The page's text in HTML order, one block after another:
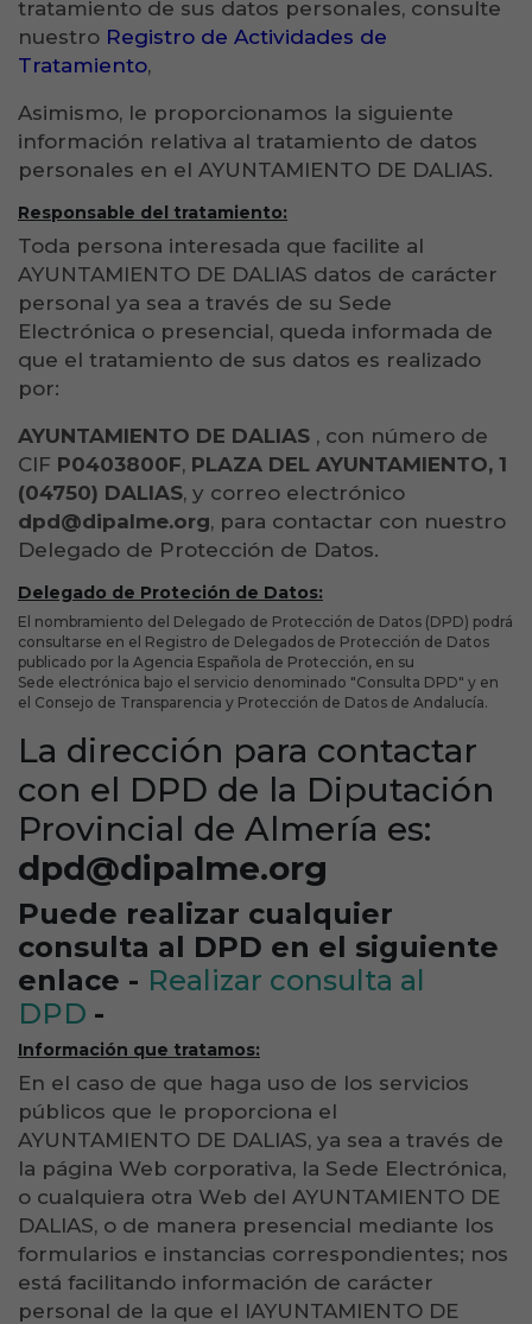
tratamiento de sus datos personales, consulte
nuestro Registro de Actividades de
Tratamiento,
Asimismo, le proporcionamos la siguiente
información relativa al tratamiento de datos
personales en el AYUNTAMIENTO DE DALIAS.
Responsable del tratamiento:
Toda persona interesada que facilite al
AYUNTAMIENTO DE DALIAS datos de carácter
personal ya sea a través de su Sede
Electrónica o presencial, queda informada de
que el tratamiento de sus datos es realizado
por:
AYUNTAMIENTO DE DALIAS , con número de
CIF P0403800F, PLAZA DEL AYUNTAMIENTO, 1
(04750) DALIAS, y correo electrónico
dpd@dipalme.org, para contactar con nuestro
Delegado de Protección de Datos.
Delegado de Proteción de Datos:
El nombramiento del Delegado de Protección de Datos (DPD) podrá
consultarse en el Registro de Delegados de Protección de Datos
publicado por la Agencia Española de Protección, en su
Sede electrónica bajo el servicio denominado "Consulta DPD" y en
el Consejo de Transparencia y Protección de Datos de Andalucía.
La dirección para contactar
con el DPD de la Diputación
Provincial de Almería es:
dpd@dipalme.org
Puede realizar cualquier
consulta al DPD en el siguiente
enlace - Realizar consulta al
DPD -
Información que tratamos:
En el caso de que haga uso de los servicios
públicos que le proporciona el
AYUNTAMIENTO DE DALIAS, ya sea a través de
la página Web corporativa, la Sede Electrónica,
o cualquiera otra Web del AYUNTAMIENTO DE
DALIAS, o de manera presencial mediante los
formularios e instancias correspondientes; nos
está facilitando información de carácter
personal de la que el lAYUNTAMIENTO DE